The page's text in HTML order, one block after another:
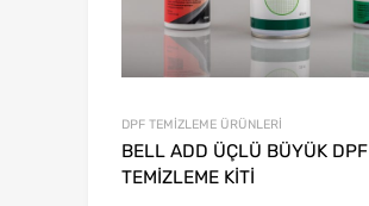
DPF TEMİZLEME ÜRÜNLERİ
BELL ADD ÜÇLÜ BÜYÜK DPF
TEMİZLEME KİTİ